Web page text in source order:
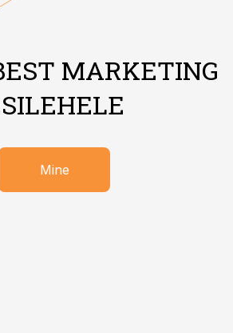
MARKETING
Mine